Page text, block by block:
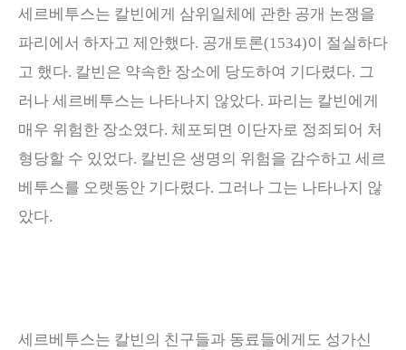
세르베투스는 칼빈에게 삼위일체에 관한 공개 논쟁을
파리에서 하자고 제안했다. 공개토론(1534)이 절실하다
고 했다. 칼빈은 약속한 장소에 당도하여 기다렸다. 그
러나 세르베투스는 나타나지 않았다. 파리는 칼빈에게
매우 위험한 장소였다. 체포되면 이단자로 정죄되어 처
형당할 수 있었다. 칼빈은 생명의 위험을 감수하고 세르
베투스를 오랫동안 기다렸다. 그러나 그는 나타나지 않
았다.
세르베투스는 칼빈의 친구들과 동료들에게도 성가신